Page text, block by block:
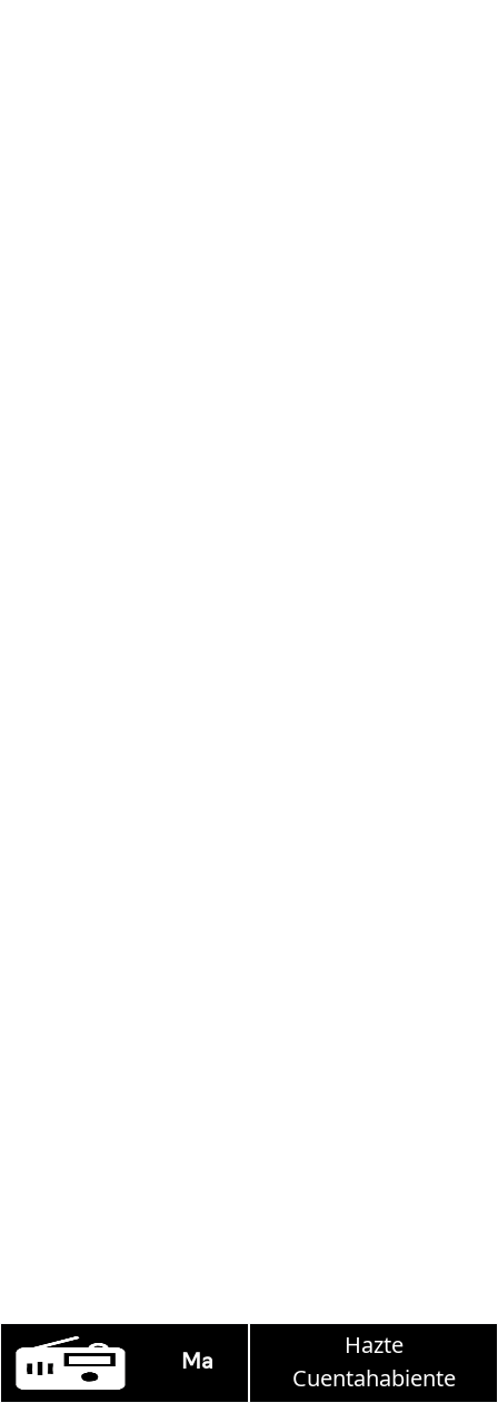
Debayle en W, lunes a viernes de 10 a 13 hrs.
Hazte
Cuentahabiente